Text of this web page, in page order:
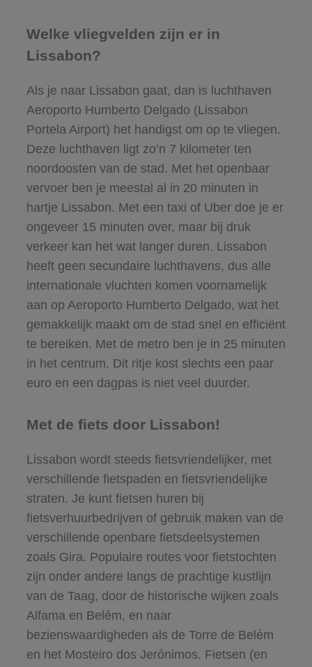
Welke vliegvelden zijn er in
Lissabon?
Als je naar Lissabon gaat, dan is luchthaven
Aeroporto Humberto Delgado (Lissabon
Portela Airport) het handigst om op te vliegen.
Deze luchthaven ligt zo’n 7 kilometer ten
noordoosten van de stad. Met het openbaar
vervoer ben je meestal al in 20 minuten in
hartje Lissabon. Met een taxi of Uber doe je er
ongeveer 15 minuten over, maar bij druk
verkeer kan het wat langer duren. Lissabon
heeft geen secundaire luchthavens, dus alle
internationale vluchten komen voornamelijk
aan op Aeroporto Humberto Delgado, wat het
gemakkelijk maakt om de stad snel en efficiënt
te bereiken. Met de metro ben je in 25 minuten
in het centrum. Dit ritje kost slechts een paar
euro en een dagpas is niet veel duurder.
Met de fiets door Lissabon!
Lissabon wordt steeds fietsvriendelijker, met
verschillende fietspaden en fietsvriendelijke
straten. Je kunt fietsen huren bij
fietsverhuurbedrijven of gebruik maken van de
verschillende openbare fietsdeelsystemen
zoals Gira. Populaire routes voor fietstochten
zijn onder andere langs de prachtige kustlijn
van de Taag, door de historische wijken zoals
Alfama en Belém, en naar
bezienswaardigheden als de Torre de Belém
en het Mosteiro dos Jerónimos. Fietsen (en